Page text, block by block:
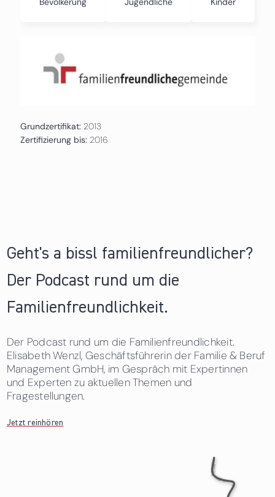
Grundzertifikat: 2013
Zertifizierung bis: 2016
Geht's a bissl familienfreundlicher?
Der Podcast rund um die
Familienfreundlichkeit.
Der Podcast rund um die Familienfreundlichkeit.
Elisabeth Wenzl, Geschäftsführerin der Familie & Beruf
Management GmbH, im Gespräch mit Expertinnen
und Experten zu aktuellen Themen und
Fragestellungen.
Jetzt reinhören